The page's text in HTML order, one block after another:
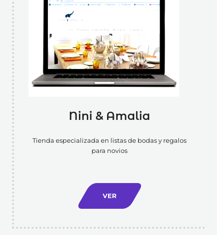
Nini & Amalia
Tienda especializada en listas de bodas y regalos
para novios
VER